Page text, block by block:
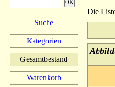
Suche
Kategorien
Gesamtbestand
Warenkorb
Die